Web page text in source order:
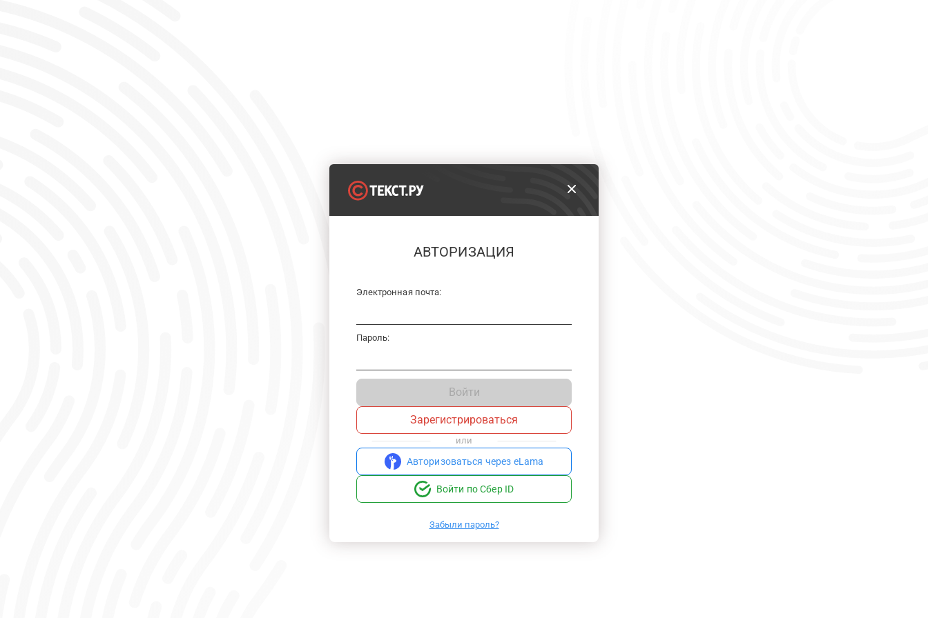
АВТОРИЗАЦИЯ
Электронная почта:
Пароль:
Войти
Зарегистрироваться
или
Авторизоваться через eLama
Войти по Сбер ID
Забыли пароль?